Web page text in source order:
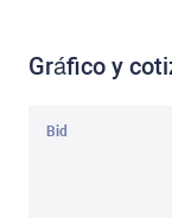
Gráfico y
Bid